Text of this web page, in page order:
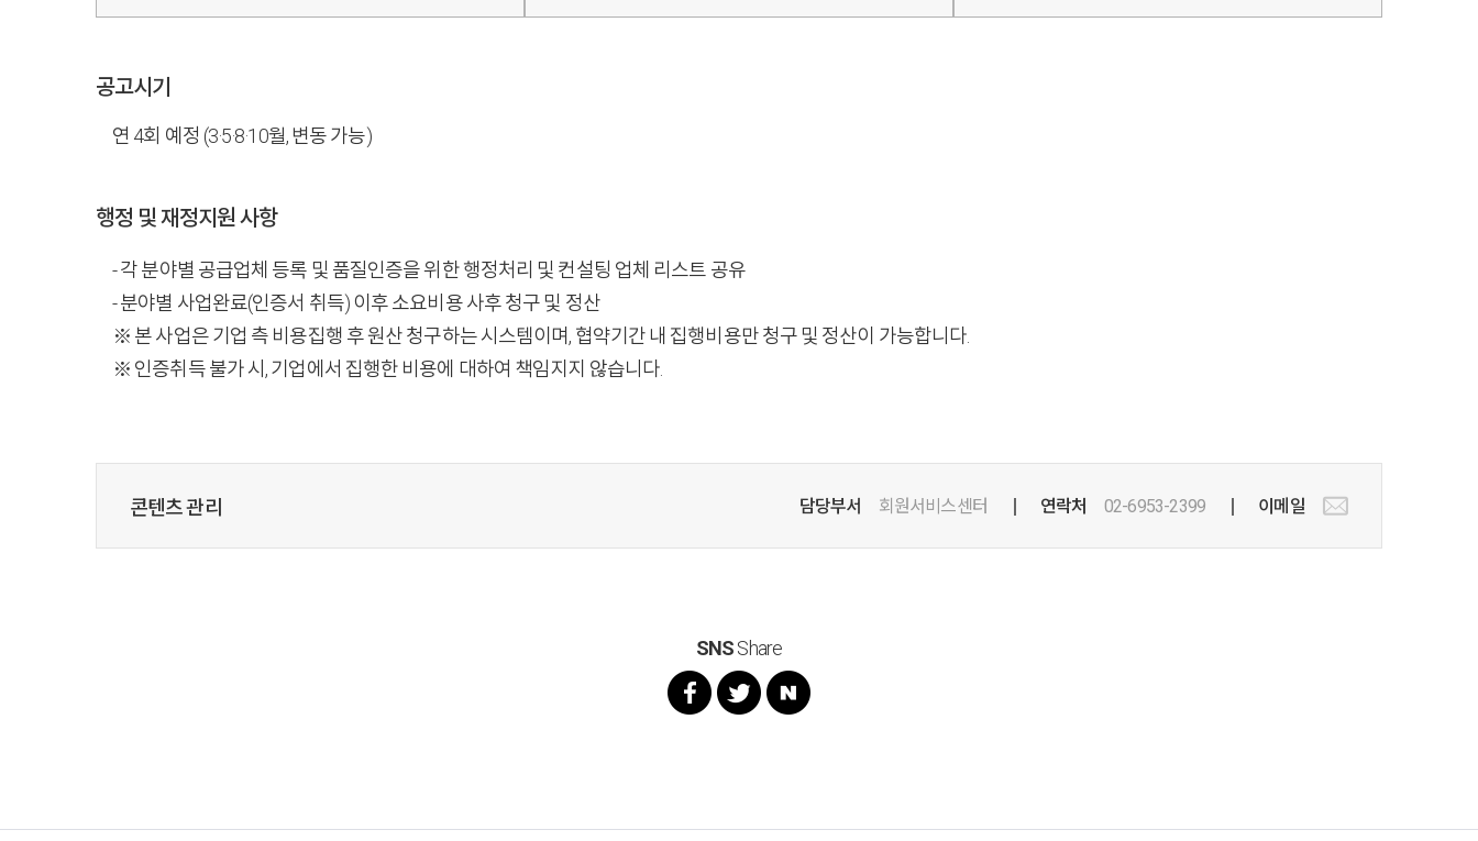
공고시기
연 4회 예정 (3·5·8·10월, 변동 가능)
행정 및 재정지원 사항
- 각 분야별 공급업체 등록 및 품질인증을 위한 행정처리 및 컨설팅 업체 리스트 공유
- 분야별 사업완료(인증서 취득) 이후 소요비용 사후 청구 및 정산
※ 본 사업은 기업 측 비용집행 후 원산 청구하는 시스템이며, 협약기간 내 집행비용만 청구 및 정산이 가능합니다.
※ 인증취득 불가 시, 기업에서 집행한 비용에 대하여 책임지지 않습니다.
콘텐츠 관리 담당부서 회원서비스센터 연락처 02-6953-2399 이메일
SNSShare